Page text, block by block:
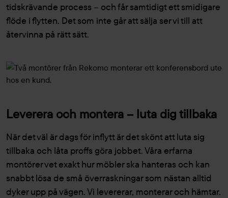
tidskrävande process – och får samtidigt ett smidigare
flöde i flytten. Det som inte går att sälja ser vi till att
återvinna på rätt sätt.
Leverera och montera – luta dig tillbaka
När det väl är dags för inflytt är det skönt att luta sig
tillbaka och låta proffs göra jobbet. Våra erfarna
montörer vet exakt hur möbler ska hanteras och kan
snabbt lösa de små överraskningar som nästan alltid
dyker upp på vägen. Vi levererar, monterar och hämtar.